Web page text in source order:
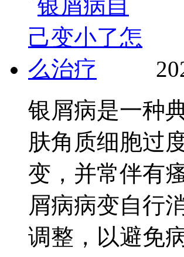
银屑病是一种
肤角质细胞过
变，并常伴有
屑病病变自行
调整，以避免